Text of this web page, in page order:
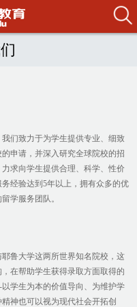
们致力于为学生提供专业、细致
申请，并深入研究全球院校的招
求向学生提供合理、科学、性价
经验达到5年以上，拥有众多的优
学服务团队。
鲁大学这两所世界知名院校，这
在帮助学生获得录取方面取得的
学生为本的价值导向、为维护学
神也可以视为现代社会开拓创